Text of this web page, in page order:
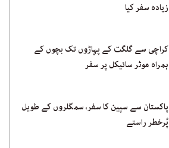
زیادہ سفر کیا
کراچی سے گلگت کے پہاڑوں تک بچوں کے
ہمراہ موٹر سائیکل پر سفر
پاکستان سے سپین کا سفر، سمگلروں کے طویل
پُرخطر راستے